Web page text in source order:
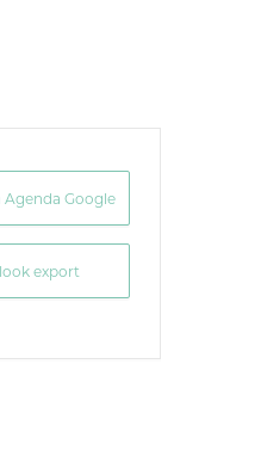
Google
export